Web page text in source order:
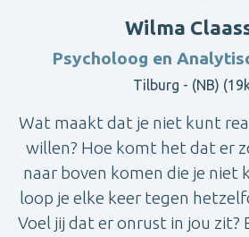
Wilma
Psycholoog en
Tilburg - (NB)
Wat maakt dat je niet kunt
willen? Hoe komt het dat er
naar boven komen die je niet
loop je elke keer tegen
Voel jij dat er onrust in jou zit?